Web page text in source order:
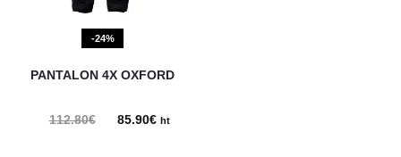
-24%
PANTALON 4X OXFORD
112.80€ 85.90€Le
ht